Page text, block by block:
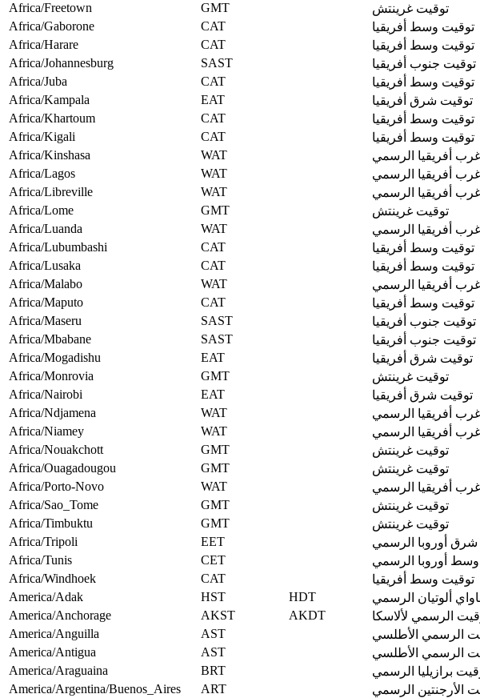
Africa/Freetown
GMT
توقيت غرينتش
Africa/Gaborone
CAT
توقيت وسط أفريقيا
Africa/Harare
CAT
توقيت وسط أفريقيا
Africa/Johannesburg
SAST
توقيت جنوب أفريقيا
Africa/Juba
CAT
توقيت وسط أفريقيا
Africa/Kampala
EAT
توقيت شرق أفريقيا
Africa/Khartoum
CAT
توقيت وسط أفريقيا
Africa/Kigali
CAT
توقيت وسط أفريقيا
Africa/Kinshasa
WAT
أفريقيا الرسمي
Africa/Lagos
WAT
أفريقيا الرسمي
Africa/Libreville
WAT
أفريقيا الرسمي
Africa/Lome
GMT
توقيت غرينتش
Africa/Luanda
WAT
أفريقيا الرسمي
Africa/Lubumbashi
CAT
توقيت وسط أفريقيا
Africa/Lusaka
CAT
توقيت وسط أفريقيا
Africa/Malabo
WAT
أفريقيا الرسمي
Africa/Maputo
CAT
توقيت وسط أفريقيا
Africa/Maseru
SAST
توقيت جنوب أفريقيا
Africa/Mbabane
SAST
توقيت جنوب أفريقيا
Africa/Mogadishu
EAT
توقيت شرق أفريقيا
Africa/Monrovia
GMT
توقيت غرينتش
Africa/Nairobi
EAT
توقيت شرق أفريقيا
Africa/Ndjamena
WAT
أفريقيا الرسمي
Africa/Niamey
WAT
أفريقيا الرسمي
Africa/Nouakchott
GMT
توقيت غرينتش
Africa/Ouagadougou
GMT
توقيت غرينتش
Africa/Porto-Novo
WAT
أفريقيا الرسمي
Africa/Sao_Tome
GMT
توقيت غرينتش
Africa/Timbuktu
GMT
توقيت غرينتش
Africa/Tripoli
EET
أوروبا الرسمي
Africa/Tunis
CET
أوروبا الرسمي
Africa/Windhoek
CAT
توقيت وسط أفريقيا
America/Adak
HST HDT ألوتيان الرسمي
America/Anchorage
AKST AKDT الرسمي لألاسكا
America/Anguilla
AST
الرسمي الأطلسي
America/Antigua
AST
الرسمي الأطلسي
America/Araguaina
BRT
برازيليا الرسمي
America/Argentina/Buenos_Aires
ART
الأرجنتين الرسمي